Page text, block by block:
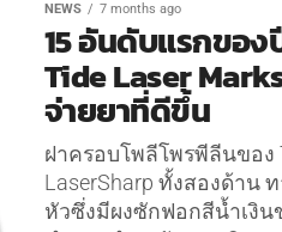
NEWS 7 months ago
15 อันดับแรกของ
Tide Laser
จ่ายยาที่ดีขึ้น
ฝาครอบโพลีโพรพีลีนของ
LaserSharp ทั้งสองด้าน
หัวซึ่งมีผงซักฟอกสีน้ำเงิน